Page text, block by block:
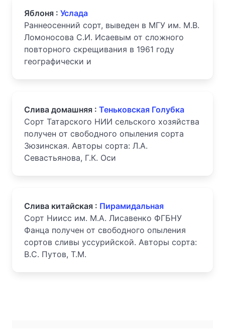
Яблоня : Услада
Раннеосенний сорт, выведен в МГУ им. М.В.
Ломоносова С.И. Исаевым от сложного
повторного скрещивания в 1961 году
географически и
Слива домашняя : Теньковская Голубка
Сорт Татарского НИИ сельского хозяйства
получен от свободного опыления сорта
Зюзинская. Авторы сорта: Л.А.
Севастьянова, Г.К. Оси
Слива китайская : Пирамидальная
Сорт Ниисс им. М.А. Лисавенко ФГБНУ
Фанца получен от свободного опыления
сортов сливы уссурийской. Авторы сорта:
В.С. Путов, Т.М.